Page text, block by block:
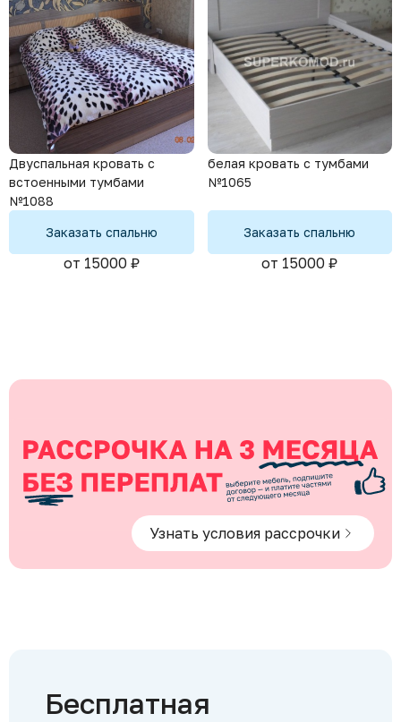
Двуспальная кровать с
встоенными тумбами
№1088
Заказать спальню
от 15000 ₽
белая кровать с тумбами
№1065
Заказать спальню
от 15000 ₽
Узнать условия рассрочки
Бесплатная